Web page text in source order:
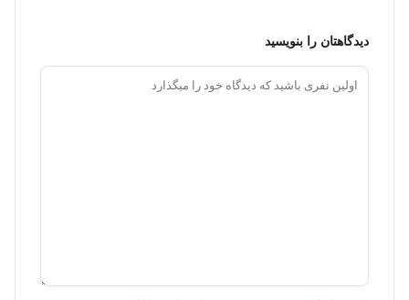
دیدگاهتان را بنویسید